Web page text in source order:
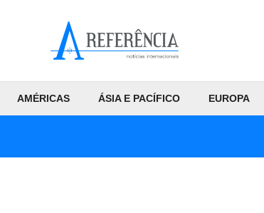
AMÉRICAS ÁSIA E PACÍFICO EUROPA